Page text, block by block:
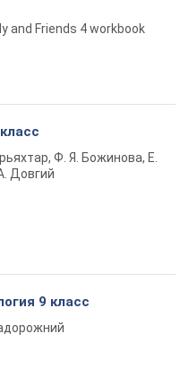
and Friends 4 workbook
Ф. Я. Божинова, Е.
Довгий
9 класс